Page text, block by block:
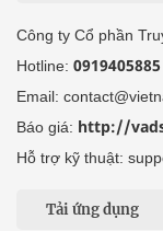
Công ty Cổ phần
Hotline:
Email:
Báo giá: http://
Hỗ trợ kỹ thuật:
Tải ứng dụng